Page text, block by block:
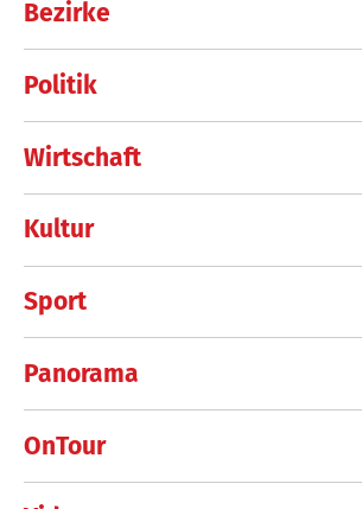
Bezirke
Politik
Wirtschaft
Kultur
Sport
Panorama
OnTour